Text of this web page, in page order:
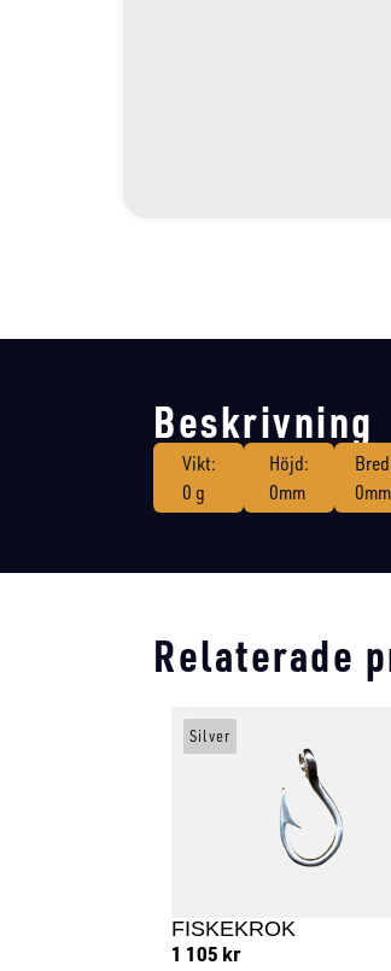
Beskrivning
Vikt:
0 g
Höjd:
0mm
0mm
Relaterade
FISKEKROK
1 105 kr
Silver